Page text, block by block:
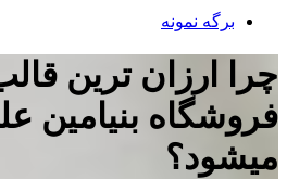
برگه نمونه
چرا ارزان ترین
فروشگاه بنیامین
میشود؟